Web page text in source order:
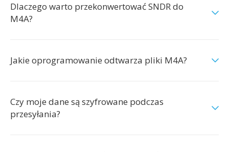
Dlaczego warto przekonwertować SNDR do
M4A?
Jakie oprogramowanie odtwarza pliki M4A?
Czy moje dane są szyfrowane podczas
przesyłania?